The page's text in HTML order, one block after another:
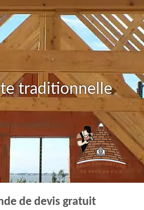
traditionnelle
de devis gratuit